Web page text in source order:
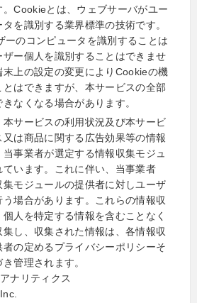
。Cookieとは、ウェブサーバがユー
を識別する業界標準の技術です。
ーのコンピュータを識別することは
ザー個人を識別することはできませ
末上の設定の変更によりCookieの機
はできますが、本サービスの全部
なくなる場合があります。
サービスの利用状況及び本サービ
又は商品に関する広告効果等の情報
事業者が選定する情報収集モジュ
ています。これに伴い、当事業者
集モジュールの提供者に対しユーザ
場合があります。これらの情報収
人を特定する情報を含むことなく
し、収集された情報は、各情報収
の定めるプライバシーポリシーそ
管理されます。
ナリティクス